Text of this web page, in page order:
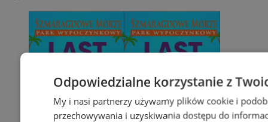
Odpowiedzialne korzystanie z
My i nasi partnerzy używamy plików cookie i
przechowywania i uzyskiwania dostępu do